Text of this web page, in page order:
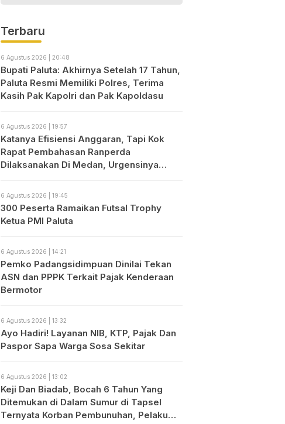
Terbaru
6 Agustus 2026 | 20:48
Bupati Paluta: Akhirnya Setelah 17 Tahun,
Paluta Resmi Memiliki Polres, Terima
Kasih Pak Kapolri dan Pak Kapoldasu
6 Agustus 2026 | 19:57
Katanya Efisiensi Anggaran, Tapi Kok
Rapat Pembahasan Ranperda
Dilaksanakan Di Medan, Urgensinya
6 Agustus 2026 | 19:45
300 Peserta Ramaikan Futsal Trophy
Ketua PMI Paluta
6 Agustus 2026 | 14:21
Pemko Padangsidimpuan Dinilai Tekan
ASN dan PPPK Terkait Pajak Kenderaan
Bermotor
6 Agustus 2026 | 13:32
Ayo Hadiri! Layanan NIB, KTP, Pajak Dan
Paspor Sapa Warga Sosa Sekitar
6 Agustus 2026 | 13:02
Keji Dan Biadab, Bocah 6 Tahun Yang
Ditemukan di Dalam Sumur di Tapsel
Ternyata Korban Pembunuhan, Pelaku